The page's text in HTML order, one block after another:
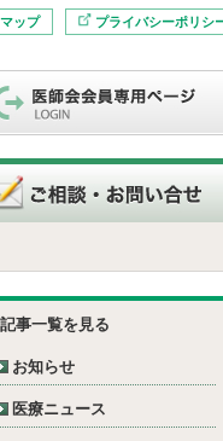
ップ プライバシーポリシ
記事一覧を見る
お知らせ
医療ニュース